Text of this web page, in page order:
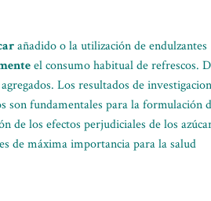
añadido o la utilización de endulzantes
el consumo habitual de refrescos.
Los resultados de
son fundamentales para la formulación
de los efectos perjudiciales de los
es de máxima importancia para la salud